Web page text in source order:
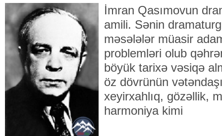
İmran Qasımovun
amili. Sənin
məsələlər müasir
problemləri olub
böyük tarixə vəsiqə
öz dövrünün
xeyirxahlıq, gözəllik,
harmoniya kimi